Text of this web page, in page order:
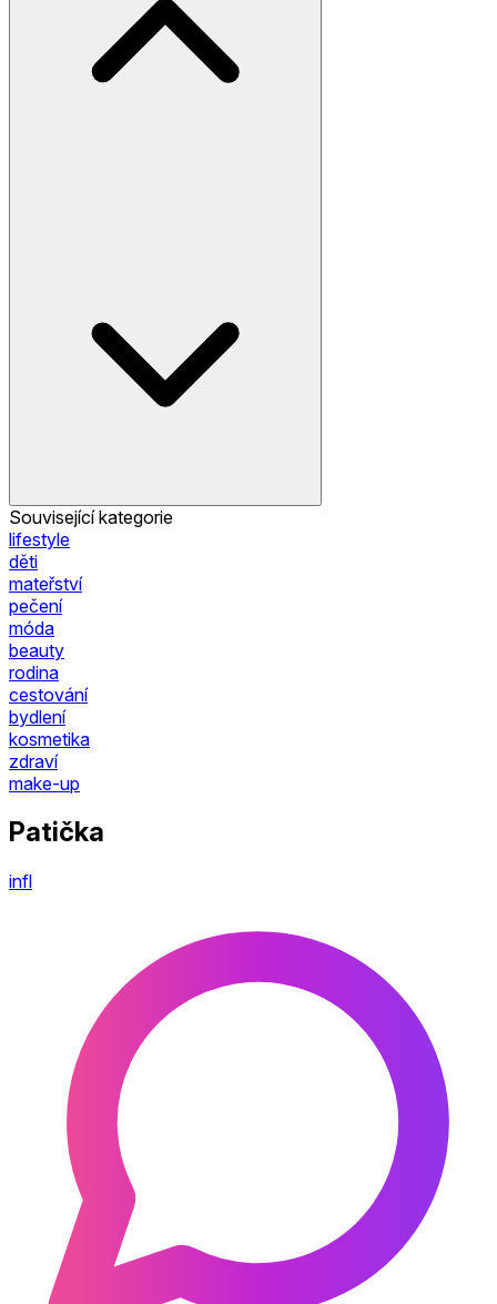
Související kategorie
lifestyle
děti
mateřství
pečení
móda
beauty
rodina
cestování
bydlení
kosmetika
zdraví
make-up
Patička
infl